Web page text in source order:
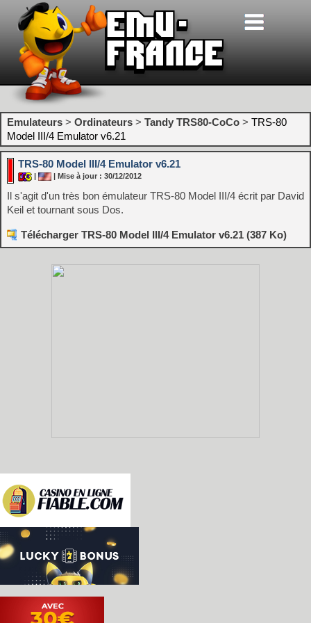
Emulateurs > Ordinateurs > Tandy TRS80-CoCo > TRS-80
Model III/4 Emulator v6.21
TRS-80 Model III/4 Emulator v6.21
| | Mise à jour : 30/12/2012
Il s'agit d'un très bon émulateur TRS-80 Model III/4 écrit par David
Keil et tournant sous Dos.
Télécharger TRS-80 Model III/4 Emulator v6.21 (387 Ko)